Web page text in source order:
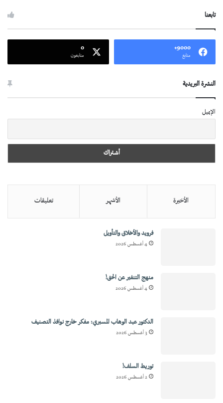
تابعنا
9000+
متابع
0
متابعون
النشرة البريدية
الإيميل
الأخيرة الأشهر تعليقات
فرويد والأخلاق والتأويل
4 أغسطس 2026
منهج التنفير عن الحق!
4 أغسطس 2026
الدكتور عبد الوهاب المسيري: مفكر خارج نوافذ التصنيف
3 أغسطس 2026
توريط السلف!
2 أغسطس 2026